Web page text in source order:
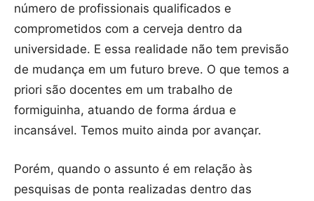
número de profissionais qualificados e
comprometidos com a cerveja dentro da
universidade. E essa realidade não tem previsão
de mudança em um futuro breve. O que temos a
priori são docentes em um trabalho de
formiguinha, atuando de forma árdua e
incansável. Temos muito ainda por avançar.
Porém, quando o assunto é em relação às
pesquisas de ponta realizadas dentro das